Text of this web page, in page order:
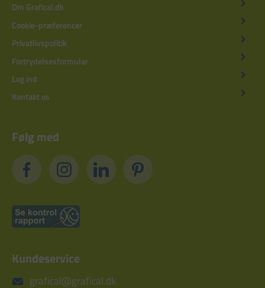
Om Grafical.dk
Cookie-præferencer
Privatlivspolitik
Fortrydelsesformular
Log ind
Kontakt os
Følg med
Kundeservice
grafical@grafical.dk